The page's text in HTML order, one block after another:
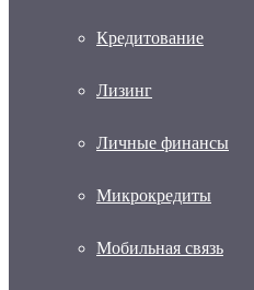
Кредитование
Лизинг
Личные финансы
Микрокредиты
Мобильная связь